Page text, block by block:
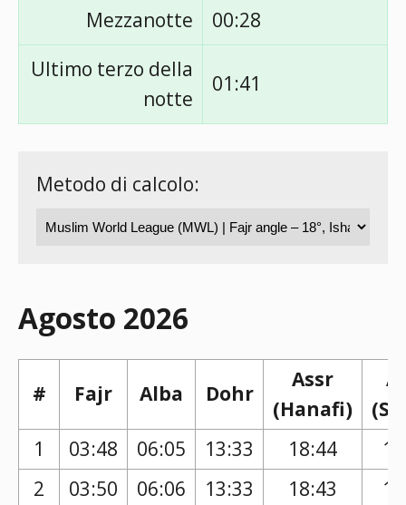
Mezzanotte
00:28
Ultimo terzo della
notte
01:41
Metodo di calcolo:
Agosto 2026
# Fajr Alba Dohr
Assr
(Hanafi)
1
03:48 06:05 13:33 18:44
2
03:50 06:06 13:33 18:43